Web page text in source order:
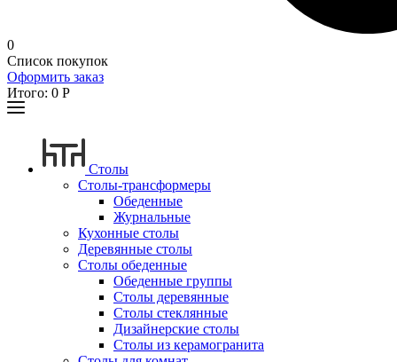
0
Список покупок
Оформить заказ
Итого: 0 Р
Столы
Столы-трансформеры
Обеденные
Журнальные
Кухонные столы
Деревянные столы
Столы обеденные
Обеденные группы
Столы деревянные
Столы стеклянные
Дизайнерские столы
Столы из керамогранита